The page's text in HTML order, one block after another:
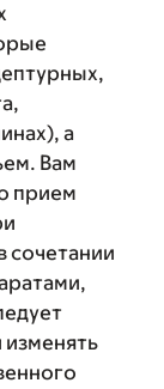
а
Вам
прием
сочетании